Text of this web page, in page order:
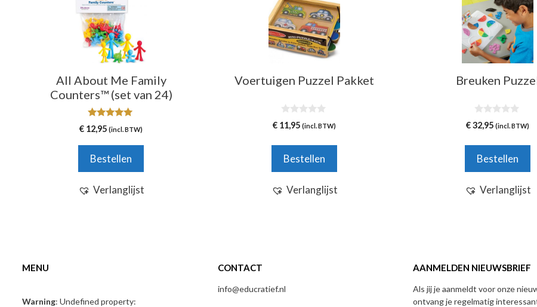
All About Me Family
Counters™ (set van 24)
5.00
van 5
€ 12,95 (incl. BTW)
Bestellen
Verlanglijst
Voertuigen Puzzel Pakket
0
v
n
5
€ 11,95 (incl. BTW)
Bestellen
Verlanglijst
Breuken
0
v
n
5
€32,95 (incl. BTW)
Bestellen
Verlanglijst
MENU
Warning: Undefined property:
CONTACT
info@educratief.nl
AANMELDEN NIEUWSBRIEF
Als jij je aanmeldt voor onze
ontvang je regelmatig